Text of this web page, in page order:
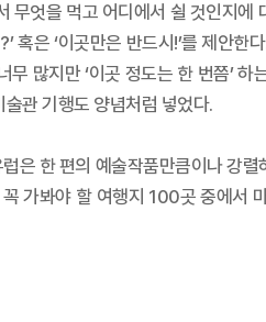
무엇을 먹고 어디에서 쉴 것인지에
은 ‘이곳만은 반드시!’를 제안한
많지만 ‘이곳 정도는 한 번쯤’ 하
관 기행도 양념처럼 넣었다.
은 한 편의 예술작품만큼이나 강
꼭 가봐야 할 여행지 100곳 중에서